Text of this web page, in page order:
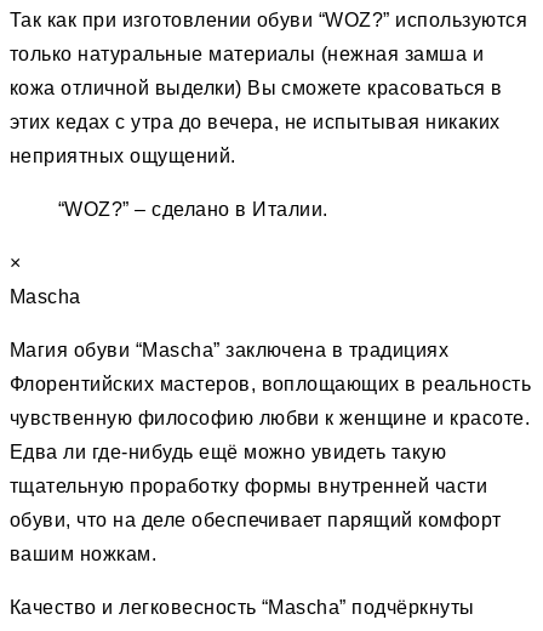
Так как при изготовлении обуви “WOZ?” используются
только натуральные материалы (нежная замша и
кожа отличной выделки) Вы сможете красоваться в
этих кедах с утра до вечера, не испытывая никаких
неприятных ощущений.
“WOZ?” – сделано в Италии.
×
Mascha
Магия обуви “Mascha” заключена в традициях
Флорентийских мастеров, воплощающих в реальность
чувственную философию любви к женщине и красоте.
Едва ли где-нибудь ещё можно увидеть такую
тщательную проработку формы внутренней части
обуви, что на деле обеспечивает парящий комфорт
вашим ножкам.
Качество и легковесность “Mascha” подчёркнуты